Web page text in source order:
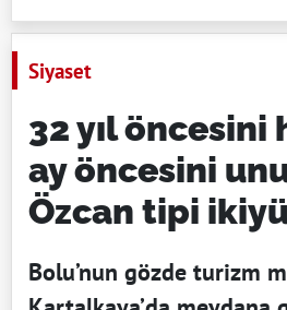
Siyaset
32 yıl öncesini
ay öncesini
Özcan tipi
Bolu’nun gözde turizm